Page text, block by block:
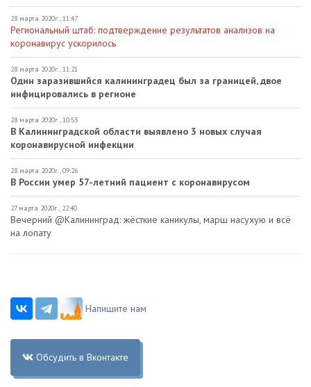
28 марта 2020г., 11:47
Региональный штаб: подтверждение результатов анализов на
коронавирус ускорилось
28 марта 2020г., 11:21
Один заразившийся калининградец был за границей, двое
инфицировались в регионе
28 марта 2020г., 10:53
В Калининградской области выявлено 3 новых случая
коронавирусной инфекции
28 марта 2020г., 09:26
В России умер 57-летний пациент с коронавирусом
27 марта 2020г., 22:40
Вечерний @Калининград: жёсткие каникулы, марш насухую и всё
на лопату
Напишите нам
Обсудить в Вконтакте